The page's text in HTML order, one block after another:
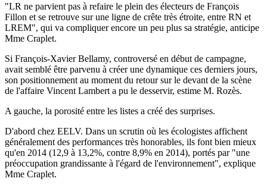
"LR ne parvient pas à refaire le plein des électeurs de François
Fillon et se retrouve sur une ligne de crête très étroite, entre RN et
LREM", qui va compliquer encore un peu plus sa stratégie, anticipe
Mme Craplet.
Si François-Xavier Bellamy, controversé en début de campagne,
avait semblé être parvenu à créer une dynamique ces derniers jours,
son positionnement au moment du retour sur le devant de la scène
de l'affaire Vincent Lambert a pu le desservir, estime M. Rozès.
A gauche, la porosité entre les listes a créé des surprises.
D'abord chez EELV. Dans un scrutin où les écologistes affichent
généralement des performances très honorables, ils font bien mieux
qu'en 2014 (12,9 à 13,2%, contre 8,9% en 2014), portés par "une
préoccupation grandissante à l'égard de l'environnement", explique
Mme Craplet.